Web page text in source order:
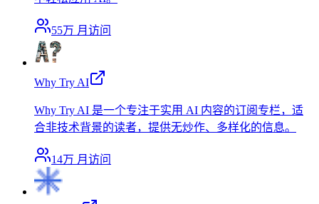
55万 月访问
Why Try AI
Why Try AI 是一个专注于实用 AI 内容的订阅专栏，适
合非技术背景的读者，提供无炒作、多样化的信息。
14万 月访问